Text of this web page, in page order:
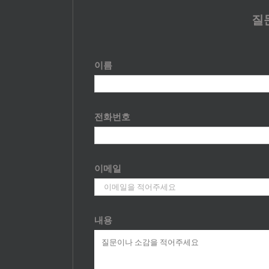
질
이름
전화번호
이메일
내용